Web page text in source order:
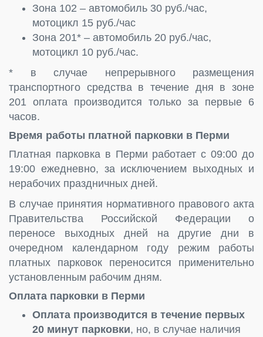
Зона 102 – автомобиль 30 руб./час,
мотоцикл 15 руб./час
Зона 201* – автомобиль 20 руб./час,
мотоцикл 10 руб./час.
* в случае непрерывного размещения
транспортного средства в течение дня в зоне
201 оплата производится только за первые 6
часов.
Время работы платной парковки в Перми
Платная парковка в Перми работает с 09:00 до
19:00 ежедневно, за исключением выходных и
нерабочих праздничных дней.
В случае принятия нормативного правового акта
Правительства Российской Федерации о
переносе выходных дней на другие дни в
очередном календарном году режим работы
платных парковок переносится применительно
установленным рабочим дням.
Оплата парковки в Перми
Оплата производится в течение первых
20 минут парковки, но, в случае наличия